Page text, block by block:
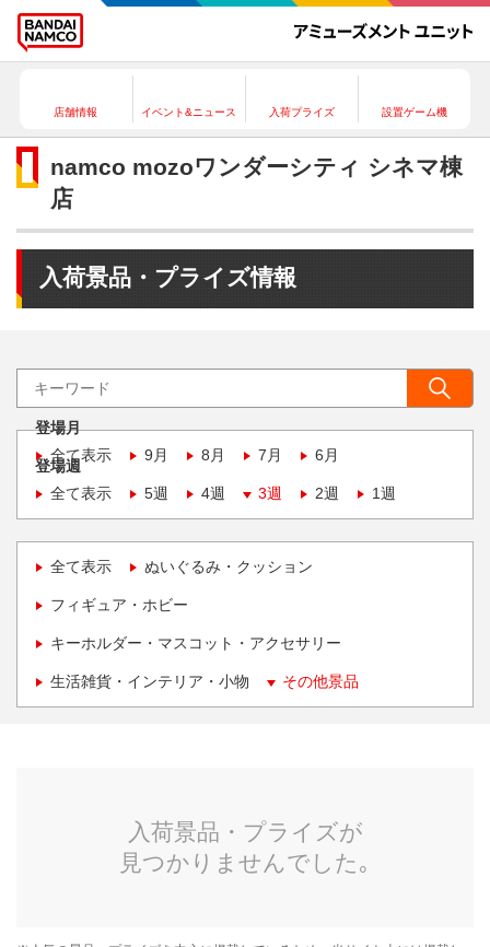
店舗情報 イベント&ニュース 入荷プライズ 設置ゲーム機
namco mozoワンダーシティ シネマ棟
店
入荷景品・プライズ情報
登場月
全て表示
9月 8月 7月 6月
登場週
全て表示
5週 4週 3週 2週 1週
全て表示 ぬいぐるみ・クッション
フィギュア・ホビー
キーホルダー・マスコット・アクセサリー
生活雑貨・インテリア・小物 その他景品